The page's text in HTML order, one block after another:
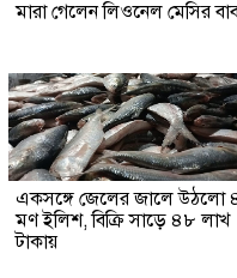
মারা গেলেন লিওনেল মেসির
একসঙ্গে জেলের জালে উঠলো
মণ ইলিশ, বিক্রি সাড়ে ৪৮ লাখ
টাকায়